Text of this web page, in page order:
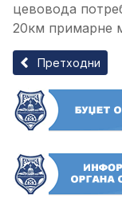
цевовода
20км примарне
Претходни
Претходни